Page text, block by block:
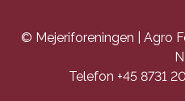
© Mejeriforeningen | Agro
N
Telefon +45 8731